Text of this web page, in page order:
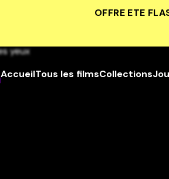
OFFRE ETE
AccueilTous les filmsCollections